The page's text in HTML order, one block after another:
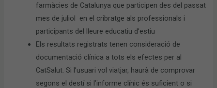
farmàcies de Catalunya que participen des del passat
mes de juliol en el cribratge als professionals i
participants del lleure educatiu d’estiu
Els resultats registrats tenen consideració de
documentació clínica a tots els efectes per al
CatSalut. Si l’usuari vol viatjar, haurà de comprovar
segons el destí si l’informe clínic és suficient o si